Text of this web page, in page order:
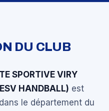
DU CLUB
SPORTIVE VIRY
HANDBALL) est
le département du